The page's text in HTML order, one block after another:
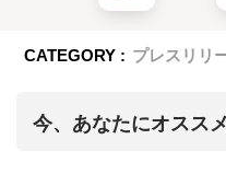
CATEGORY : プレスリリ
今、あなたにオススメ